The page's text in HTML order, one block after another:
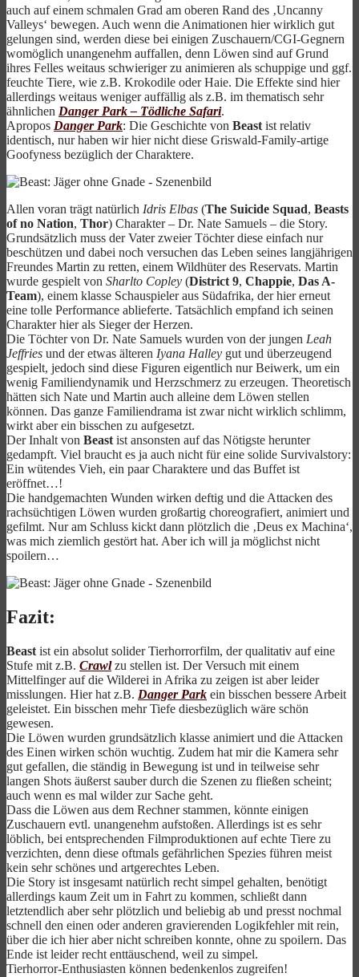
auch auf einem schmalen Grad am oberen Rand des ‚Uncanny
Valleys‘ bewegen. Auch wenn die Animationen hier wirklich gut
gelungen sind, werden diese bei einigen Zuschauern/CGI-Gegnern
womöglich unangenehm auffallen, denn Löwen sind auf Grund
ihres Felles weitaus schwieriger zu animieren als schuppige und ggf.
feuchte Tiere, wie z.B. Krokodile oder Haie. Die Effekte sind hier
allerdings weitaus weniger auffällig als z.B. im thematisch sehr
ähnlichen Danger Park – Tödliche Safari.
Apropos Danger Park: Die Geschichte von Beastist relativ
identisch, nur haben wir hier nicht diese Griswald-Family-artige
Goofyness bezüglich der Charaktere.
Allen voran trägt natürlich Idris Elbas (The Suicide Squad, Beasts
of no Nation, Thor) Charakter – Dr. Nate Samuels – die Story.
Grundsätzlich muss der Vater zweier Töchter diese einfach nur
beschützen und dabei noch versuchen das Leben seines langjährigen
Freundes Martin zu retten, einem Wildhüter des Reservats. Martin
wurde gespielt von Sharlto Copley (District 9, Chappie, Das A-
Team), einem klasse Schauspieler aus Südafrika, der hier erneut
eine tolle Performance ablieferte. Tatsächlich empfand ich seinen
Charakter hier als Sieger der Herzen.
Die Töchter von Dr. Nate Samuels wurden von der jungen Leah
Jeffries und der etwas älteren Iyana Halley gut und überzeugend
gespielt, jedoch sind diese Figuren eigentlich nur Beiwerk, um ein
wenig Familiendynamik und Herzschmerz zu erzeugen. Theoretisch
hätten sich Nate und Martin auch alleine dem Löwen stellen
können. Das ganze Familiendrama ist zwar nicht wirklich schlimm,
wirkt aber ein bisschen zu aufgesetzt.
Der Inhalt von Beastist ansonsten auf das Nötigste herunter
gedampft. Viel braucht es ja auch nicht für eine solide Survivalstory:
Ein wütendes Vieh, ein paar Charaktere und das Buffet ist
eröffnet…!
Die handgemachten Wunden wirken deftig und die Attacken des
rachsüchtigen Löwen wurden großartig choreografiert, animiert und
gefilmt. Nur am Schluss kickt dann plötzlich die ‚Deus ex Machina‘,
was mich ziemlich gestört hat. Aber ich will ja möglichst nicht
spoilern…
Fazit:
Beast ist ein absolut solider Tierhorrorfilm, der qualitativ auf eine
Stufe mit z.B. Crawlzu stellen ist. Der Versuch mit einem
Mittelfinger auf die Wilderei in Afrika zu zeigen ist aber leider
misslungen. Hier hat z.B. Danger Park ein bisschen bessere Arbeit
geleistet. Ein bisschen mehr Tiefe diesbezüglich wäre schön
gewesen.
Die Löwen wurden grundsätzlich klasse animiert und die Attacken
des Einen wirken schön wuchtig. Zudem hat mir die Kamera sehr
gut gefallen, die ständig in Bewegung ist und in teilweise sehr
langen Shots äußerst sauber durch die Szenen zu fließen scheint;
auch wenn es mal wilder zur Sache geht.
Dass die Löwen aus dem Rechner stammen, könnte einigen
Zuschauern evtl. unangenehm aufstoßen. Allerdings ist es sehr
löblich, bei entsprechenden Filmproduktionen auf echte Tiere zu
verzichten, denn diese oftmals gefährlichen Spezies führen meist
kein sehr schönes und artgerechtes Leben.
Die Story ist insgesamt natürlich recht simpel gehalten, benötigt
allerdings kaum Zeit um in Fahrt zu kommen, schließt dann
letztendlich aber sehr plötzlich und beliebig ab und presst nochmal
schnell den einen oder anderen gravierenden Logikfehler mit rein,
über die ich hier aber nicht schreiben konnte, ohne zu spoilern. Das
Ende ist leider recht enttäuschend, weil zu simpel.
Tierhorror-Enthusiasten können bedenkenlos zugreifen!